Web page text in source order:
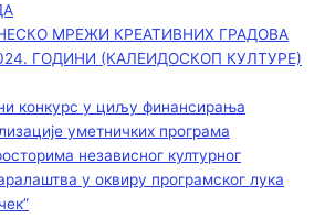
МРЕЖИ КРЕАТИВНИХ ГРАДОВА
ГОДИНИ (КАЛЕИДОСКОП КУЛТУРЕ)
конкурс у циљу финансирања
уметничких програма
независног културног
у оквиру програмског лука